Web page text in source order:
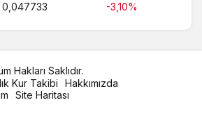
0,047733 -3,10%
Hakları Saklıdır.
Kur Takibi
Hakkımızda
Site Haritası